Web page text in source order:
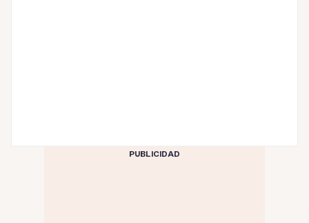
PUBLICIDAD